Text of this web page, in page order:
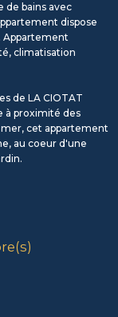
de bains avec
dispose
Appartement
climatisation
de LA CIOTAT
à proximité des
cet appartement
au coeur d'une